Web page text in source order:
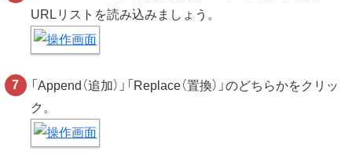
URLリストを読み込みましょう。
「Append（追加）」「Replace（置換）」のどちらかをクリッ
ク。